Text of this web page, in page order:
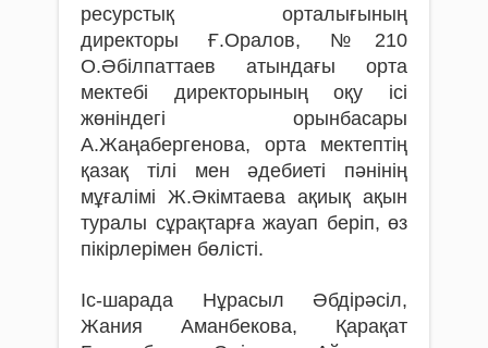
ресурстық орталығының
директоры Ғ.Оралов, №210
О.Әбілпаттаев атындағы орта
мектебі директорының оқу ісі
жөніндегі орынбасары
А.Жаңабергенова, орта мектептің
қазақ тілі мен әдебиеті пәнінің
мұғалімі Ж.Әкімтаева ақиық ақын
туралы сұрақтарға жауап беріп, өз
пікірлерімен бөлісті.
Іс-шарада Нұрасыл Әбдiрәсiл,
Жания Аманбекова, Қарақат